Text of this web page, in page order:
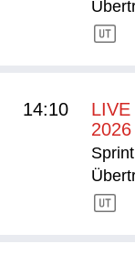
14:10
2026
Sprint